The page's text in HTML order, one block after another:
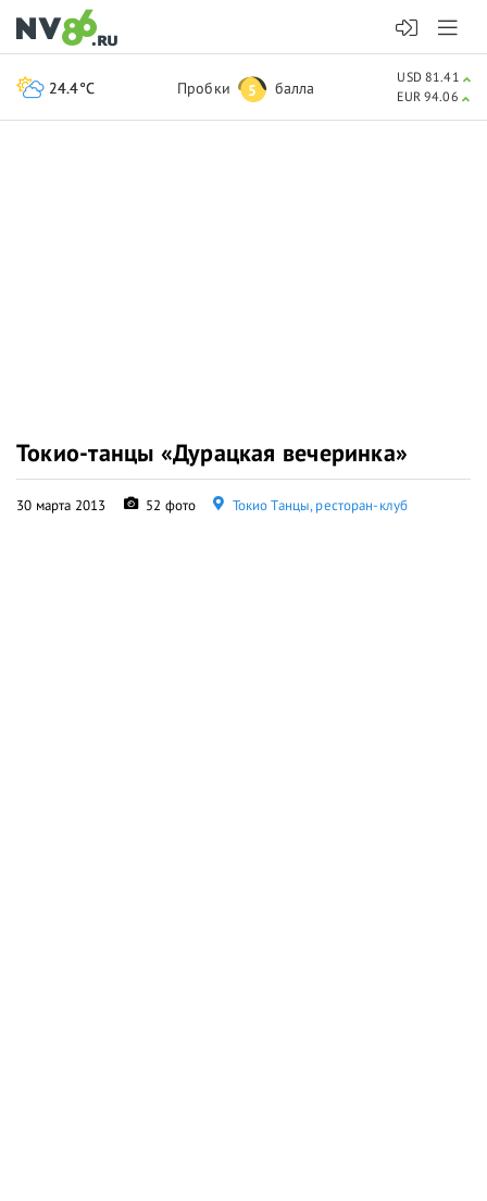
Токио-танцы «Дурацкая вечеринка»
30 марта 2013 52 фото Токио Танцы, ресторан-клуб
24.4°C Пробки 5 балла
USD 81.41
EUR 94.06